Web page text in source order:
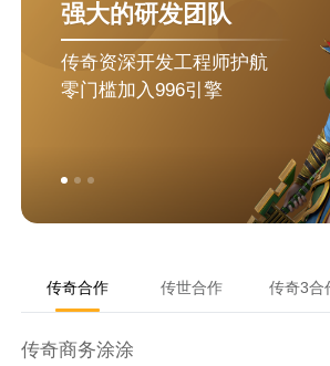
强大的研发团队
传奇资深开发工程师护航
零门槛加入996引擎
传奇合作 传世合作 传奇3合
传奇商务涂涂